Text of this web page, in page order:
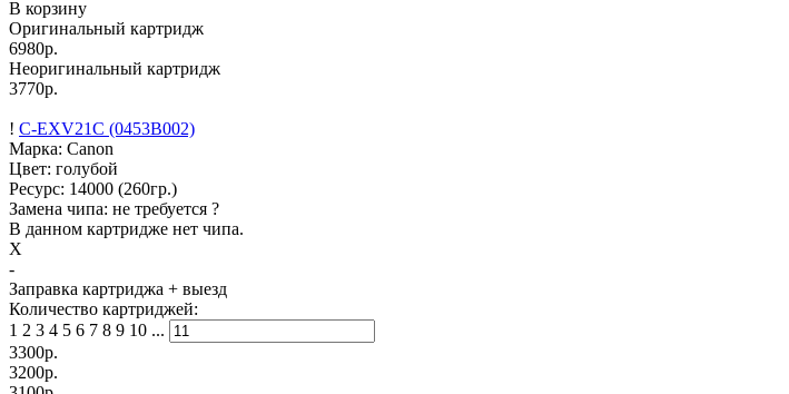
В корзину
Оригинальный картридж
6980р.
Неоригинальный картридж
3770р.
! C-EXV21C (0453B002)
Марка: Canon
Цвет: голубой
Ресурс: 14000 (260гр.)
Замена чипа: не требуется ?
В данном картридже нет чипа.
X
-
Заправка картриджа + выезд
Количество картриджей:
1 2 3 4 5 6 7 8 9 10 ...
3300р.
3200р.